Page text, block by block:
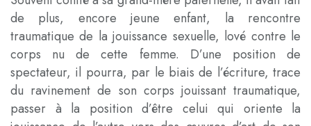
de plus, encore jeune enfant, la rencontre
traumatique de la jouissance sexuelle, lové contre le
corps nu de cette femme. D’une position de
spectateur, il pourra, par le biais de l’écriture, trace
du ravinement de son corps jouissant traumatique,
passer à la position d’être celui qui oriente la